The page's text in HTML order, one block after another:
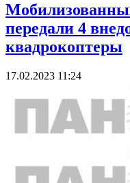
передали 4
квадрокоптеры
17.02.2023 11:24